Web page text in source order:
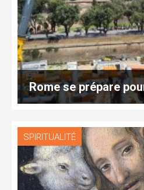
Rome se prépare
SPIRITUALITÉ